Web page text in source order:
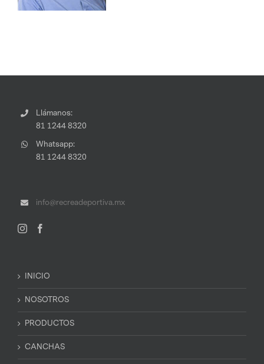
Llámanos:
81 1244 8320
Whatsapp:
81 1244 8320
info@recreadeportiva.mx
INICIO
NOSOTROS
PRODUCTOS
CANCHAS